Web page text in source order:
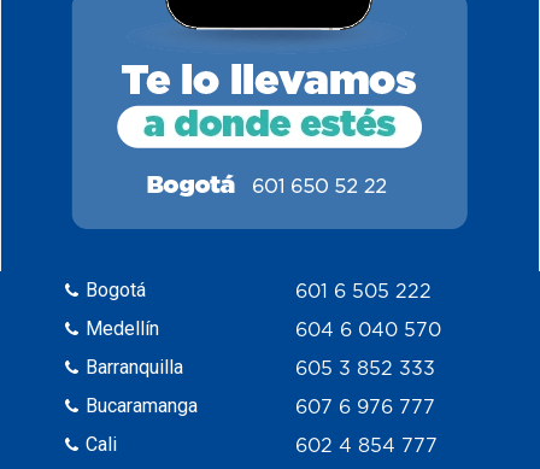
Bogotá
Medellín
Barranquilla
Bucaramanga
Cali
601 6 505 222
604 6 040 570
605 3 852 333
607 6 976 777
602 4 854 777